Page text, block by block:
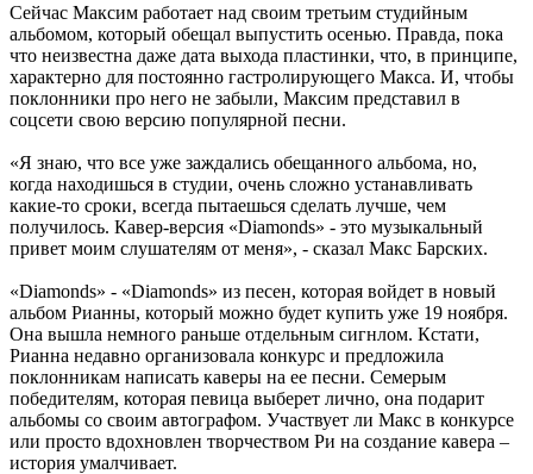
Сейчас Максим работает над своим третьим студийным
альбомом, который обещал выпустить осенью. Правда, пока
что неизвестна даже дата выхода пластинки, что, в принципе,
характерно для постоянно гастролирующего Макса. И, чтобы
поклонники про него не забыли, Максим представил в
соцсети свою версию популярной песни.
«Я знаю, что все уже заждались обещанного альбома, но,
когда находишься в студии, очень сложно устанавливать
какие-то сроки, всегда пытаешься сделать лучше, чем
получилось. Кавер-версия «Diamonds» - это музыкальный
привет моим слушателям от меня», - сказал Макс Барских.
«Diamonds» - «Diamonds» из песен, которая войдет в новый
альбом Рианны, который можно будет купить уже 19 ноября.
Она вышла немного раньше отдельным сигнлом. Кстати,
Рианна недавно организовала конкурс и предложила
поклонникам написать каверы на ее песни. Семерым
победителям, которая певица выберет лично, она подарит
альбомы со своим автографом. Участвует ли Макс в конкурсе
или просто вдохновлен творчеством Ри на создание кавера –
история умалчивает.